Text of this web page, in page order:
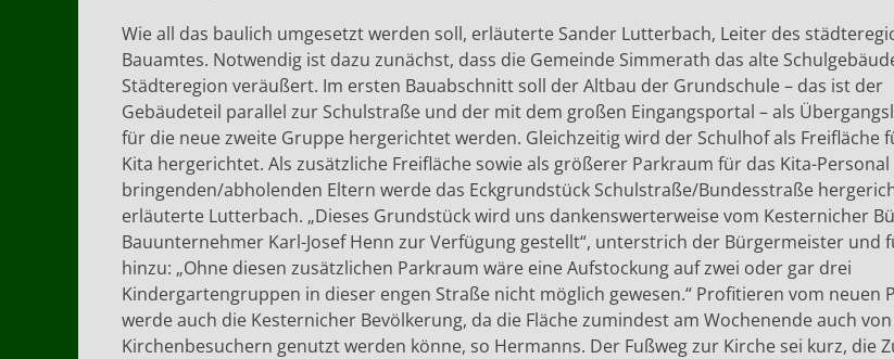
Wie all das baulich umgesetzt werden soll, erläuterte Sander Lutterbach, Leiter des
Bauamtes. Notwendig ist dazu zunächst, dass die Gemeinde Simmerath das alte
Städteregion veräußert. Im ersten Bauabschnitt soll der Altbau der Grundschule – das ist der
Gebäudeteil parallel zur Schulstraße und der mit dem großen Eingangsportal – als
für die neue zweite Gruppe hergerichtet werden. Gleichzeitig wird der Schulhof als Freifläche
Kita hergerichtet. Als zusätzliche Freifläche sowie als größerer Parkraum für das Kita-
bringenden/abholenden Eltern werde das Eckgrundstück Schulstraße/Bundesstraße
erläuterte Lutterbach. „Dieses Grundstück wird uns dankenswerterweise vom Kesternicher
Bauunternehmer Karl-Josef Henn zur Verfügung gestellt“, unterstrich der Bürgermeister und
hinzu: „Ohne diesen zusätzlichen Parkraum wäre eine Aufstockung auf zwei oder gar drei
Kindergartengruppen in dieser engen Straße nicht möglich gewesen.“ Profitieren vom neuen
werde auch die Kesternicher Bevölkerung, da die Fläche zumindest am Wochenende auch von
Kirchenbesuchern genutzt werden könne, so Hermanns. Der Fußweg zur Kirche sei kurz, die